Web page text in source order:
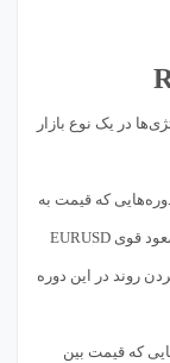
در یک نوع بازار
که قیمت به
طور مداوم در یک جهت حرکت می‌کند (مثلاً صعود قوی EURUSD
کردن روند در این دوره
که قیمت بین